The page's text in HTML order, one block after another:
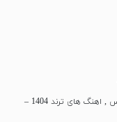
دانلود آهنگ جدید , دانلود موزیک , دانلود ریمیکس , اهنگ های ترند 1404 –